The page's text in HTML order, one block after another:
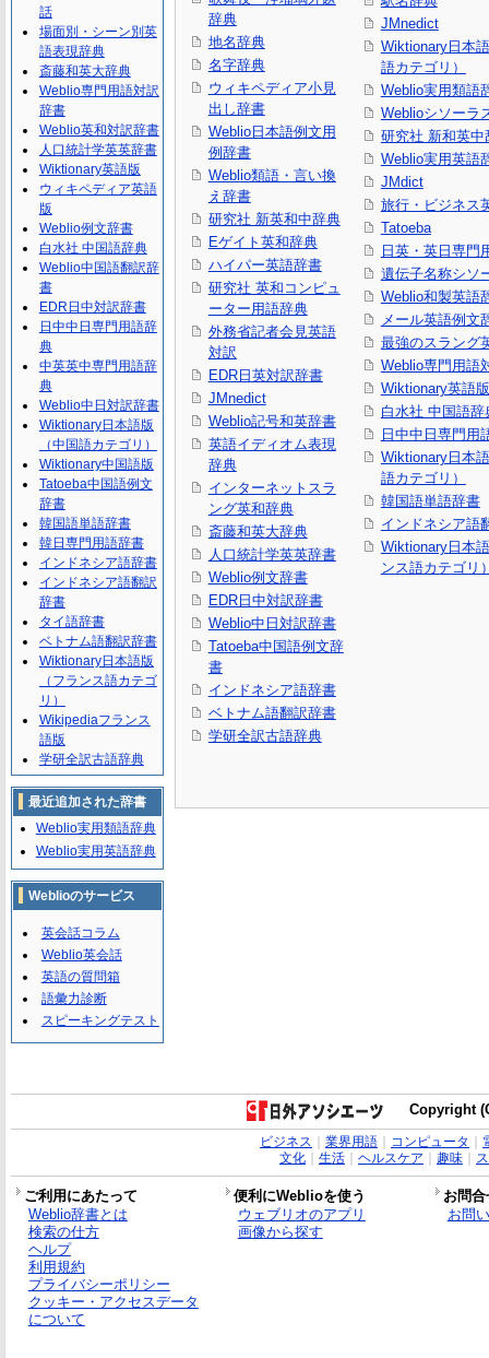
辞典
地名辞典
名字辞典
ウィキペディア小見
出し辞書
Weblio日本語例文用
例辞書
Weblio類語・言い換
え辞書
研究社 新英和中辞典
Eゲイト英和辞典
ハイパー英語辞書
研究社 英和コンピュ
ーター用語辞典
外務省記者会見英語
対訳
EDR日英対訳辞書
JMnedict
Weblio記号和英辞書
英語イディオム表現
辞典
インターネットスラ
ング英和辞典
斎藤和英大辞典
人口統計学英英辞書
Weblio例文辞書
EDR日中対訳辞書
Weblio中日対訳辞書
Tatoeba中国語例文辞
書
インドネシア語辞書
ベトナム語翻訳辞書
学研全訳古語辞典
JMnedict
Wiktionary日本
語カテゴリ）
Weblio実用類語
Weblioシソーラ
研究社 新和英中
Weblio実用英語
JMdict
旅行・ビジネス
Tatoeba
日英・英日専門
遺伝子名称シソ
Weblio和製英語
メール英語例文
最強のスラング
Weblio専門用語
Wiktionary英語版
白水社 中国語辞
日中中日専門用
Wiktionary日本
語カテゴリ）
韓国語単語辞書
インドネシア語
Wiktionary日本
ンス語カテゴリ
話
場面別・シーン別英
語表現辞典
斎藤和英大辞典
Weblio専門用語対訳
辞書
Weblio英和対訳辞書
人口統計学英英辞書
Wiktionary英語版
ウィキペディア英語
版
Weblio例文辞書
白水社 中国語辞典
Weblio中国語翻訳辞
書
EDR日中対訳辞書
日中中日専門用語辞
典
中英英中専門用語辞
典
Weblio中日対訳辞書
Wiktionary日本語版
（中国語カテゴリ）
Wiktionary中国語版
Tatoeba中国語例文
辞書
韓国語単語辞書
韓日専門用語辞書
インドネシア語辞書
インドネシア語翻訳
辞書
タイ語辞書
ベトナム語翻訳辞書
Wiktionary日本語版
（フランス語カテゴ
リ）
Wikipediaフランス
語版
学研全訳古語辞典
最近追加された辞書
Weblio実用類語辞典
Weblio実用英語辞典
Weblioのサービス
英会話コラム
Weblio英会話
英語の質問箱
語彙力診断
スピーキングテスト
Copyright
ビジネス 業界用語｜ コンピュータ
文化｜ 生活｜ ヘルスケア 趣味｜
ご利用にあたって 便利にWeblioを使う
お問
Weblio辞書とは
検索の仕方
ヘルプ
利用規約
プライバシーポリシー
クッキー・アクセスデータ
について
ウェブリオのアプリ
画像から探す
お問